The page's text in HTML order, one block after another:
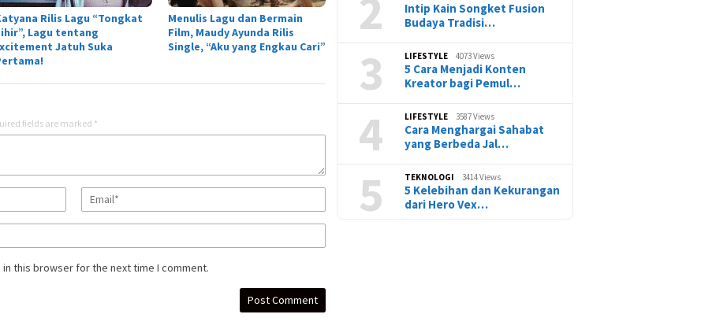
Rilis Lagu “Tongkat
Lagu tentang
Jatuh Suka
Menulis Lagu dan Bermain
Film, Maudy Ayunda Rilis
Single, “Aku yang Engkau Cari”
fields are marked *
this browser for the next time I comment.
2
Intip Kain Songket Fusion
Budaya Tradisi…
3 LIFESTYLE 4073 Views
5 Cara Menjadi Konten
Kreator bagi Pemul…
4 LIFESTYLE 3587 Views
Cara Menghargai Sahabat
yang Berbeda Jal…
5 TEKNOLOGI 3414 Views
5 Kelebihan dan Kekurangan
dari Hero Vex…